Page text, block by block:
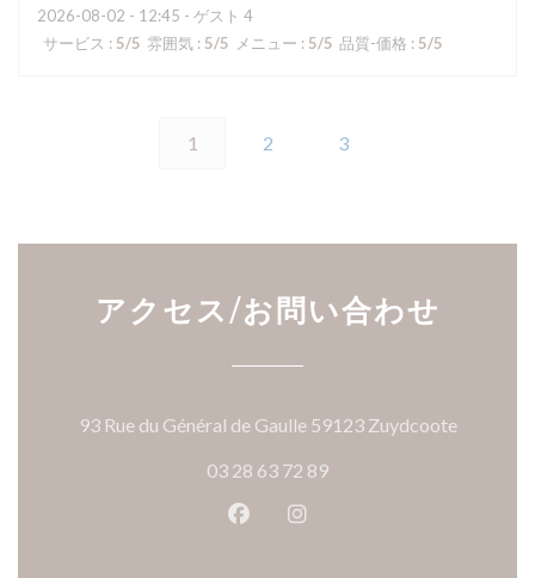
2026-08-02 - 12:45 - ゲスト 4
サービス : 5/5 雰囲気 : 5/5 メニュー : 5/5 品質-価格 : 5/5
1 2 3
アクセス/お問い合わせ
93 Rue du Général de Gaulle 59123 Zuydcoote((新しい
03 28 63 72 89
Facebook ((新しいウィンドウ
Instagram ((新しいウィ